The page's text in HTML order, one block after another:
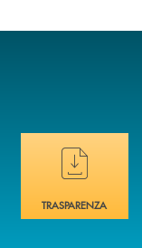
immediata ?
Hai bisogno di
TRASPARENZA